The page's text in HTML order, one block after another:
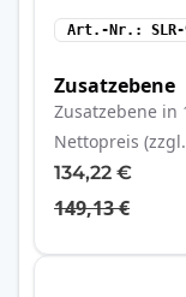
Art.-Nr.
Zusatzebene
Zusatzebene in
Nettopreis
134,22 €
149,13 €